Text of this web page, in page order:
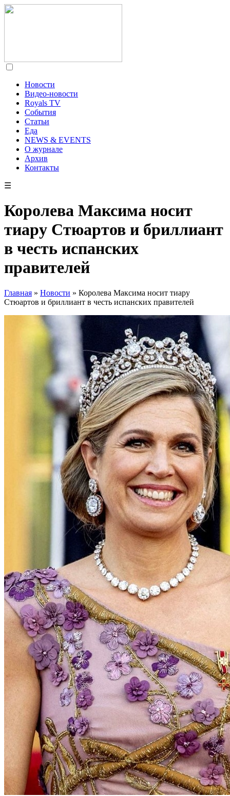
Новости
Видео-новости
Royals TV
События
Статьи
Еда
NEWS & EVENTS
О журнале
Архив
Контакты
☰
Королева Максима носит
тиару Стюартов и бриллиант
в честь испанских
правителей
Главная » Новости » Королева Максима носит тиару
Стюартов и бриллиант в честь испанских правителей